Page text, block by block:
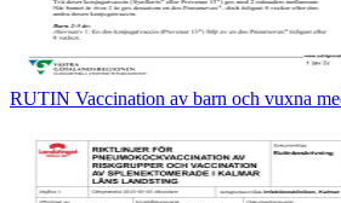
RUTIN Vaccination av barn och vuxna